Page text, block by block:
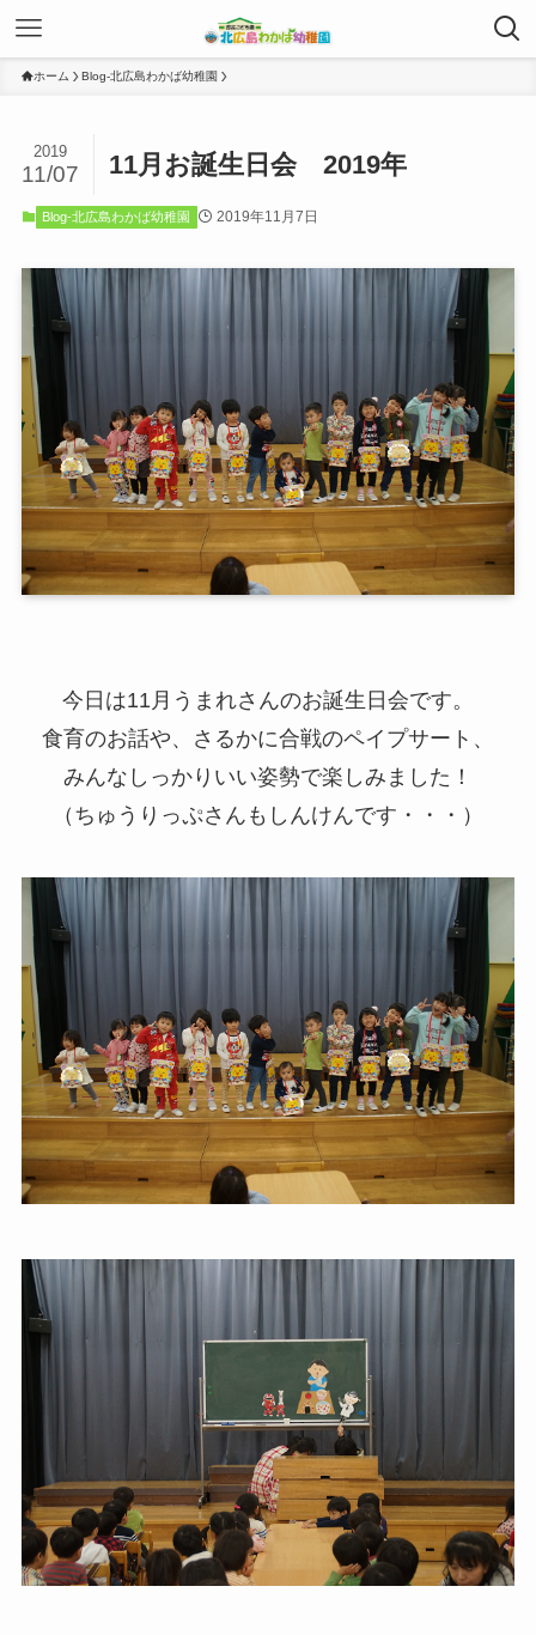
ホーム Blog-北広島わかば幼稚園
11月お誕生日会 2019年
2019
11/07
Blog-北広島わかば幼稚園 2019年11月7日
今日は11月うまれさんのお誕生日会です。
食育のお話や、さるかに合戦のペイプサート、
みんなしっかりいい姿勢で楽しみました！
（ちゅうりっぷさんもしんけんです・・・）